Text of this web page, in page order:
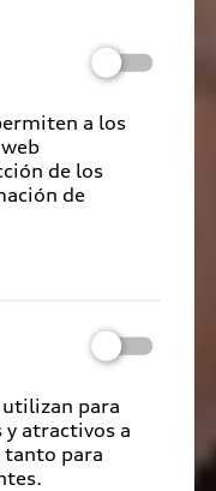
a los
de los
de
para
atractivos a
tanto para